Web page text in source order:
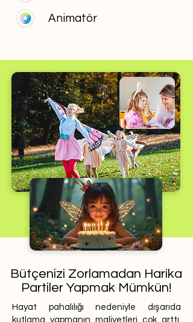
Animatör
Bütçenizi Zorlamadan Harika
Partiler Yapmak Mümkün!
Hayat pahalılığı nedeniyle dışarıda
kutlama yapmanın maliyetleri çok arttı.